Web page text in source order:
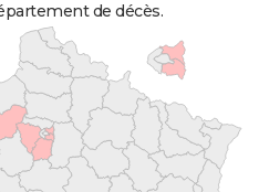
de décès.